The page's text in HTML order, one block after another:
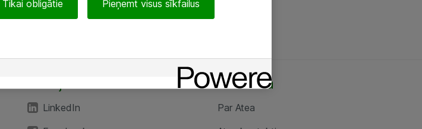
LinkedIn
Par Atea
Par Atea
Tikai obligātie Pieņemt visus sīkfailus